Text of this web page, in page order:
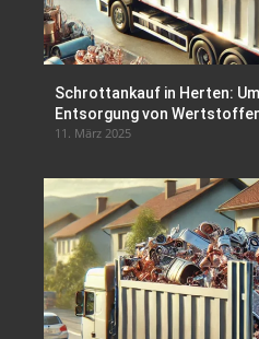
Schrottankauf in Herten:
Entsorgung von
11. März 2025